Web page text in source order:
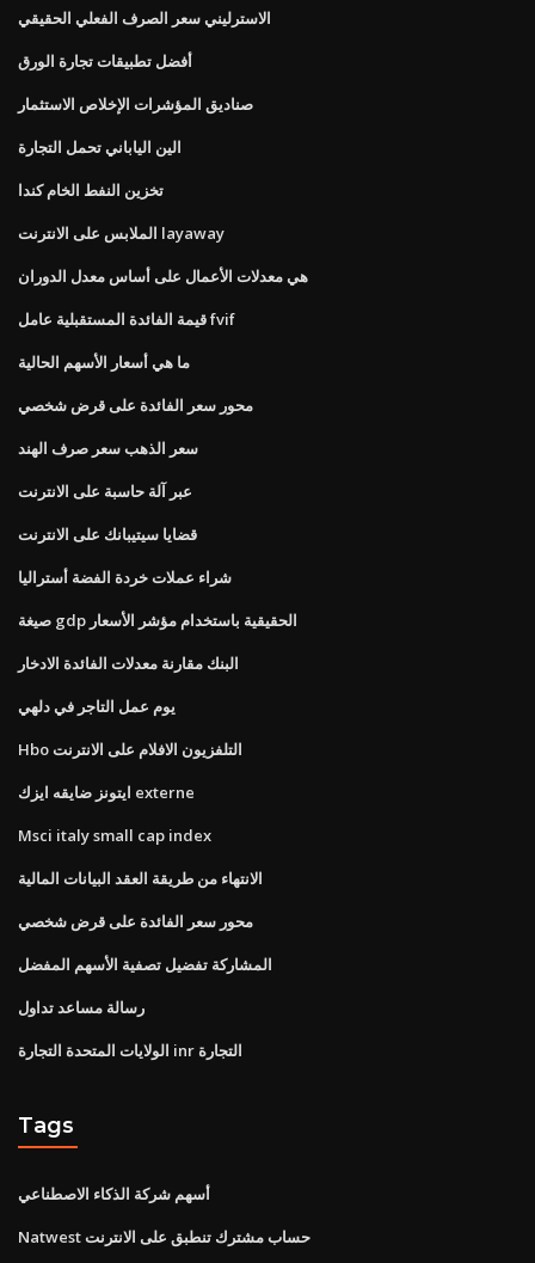
الاسترليني سعر الصرف الفعلي الحقيقي
أفضل تطبيقات تجارة الورق
صناديق المؤشرات الإخلاص الاستثمار
الين الياباني تحمل التجارة
تخزين النفط الخام كندا
الملابس على الانترنت layaway
هي معدلات الأعمال على أساس معدل الدوران
قيمة الفائدة المستقبلية عامل fvif
ما هي أسعار الأسهم الحالية
محور سعر الفائدة على قرض شخصي
سعر الذهب سعر صرف الهند
عبر آلة حاسبة على الانترنت
قضايا سيتيبانك على الانترنت
شراء عملات خردة الفضة أستراليا
صيغة gdp الحقيقية باستخدام مؤشر الأسعار
البنك مقارنة معدلات الفائدة الادخار
يوم عمل التاجر في دلهي
Hbo التلفزيون الافلام على الانترنت
ايتونز ضايقه ايزك externe
Msci italy small cap index
الانتهاء من طريقة العقد البيانات المالية
محور سعر الفائدة على قرض شخصي
المشاركة تفضيل تصفية الأسهم المفضل
رسالة مساعد تداول
الولايات المتحدة التجارة inr التجارة
Tags
أسهم شركة الذكاء الاصطناعي
Natwest حساب مشترك تنطبق على الانترنت